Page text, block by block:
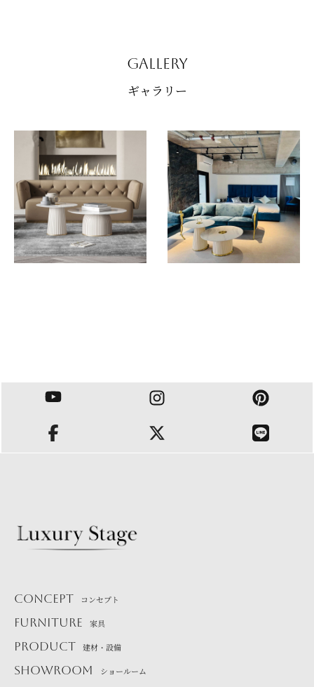
GALLERY
ギャラリー
CONCEPT コンセプト
FURNITURE 家具
PRODUCT 建材・設備
SHOWROOM ショールーム